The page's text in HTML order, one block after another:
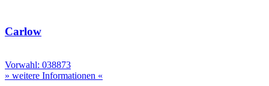
Carlow
Vorwahl: 038873
» weitere Informationen «